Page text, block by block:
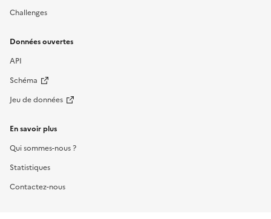
Challenges
Données ouvertes
API
Schéma
Jeu de données
En savoir plus
Qui sommes-nous ?
Statistiques
Contactez-nous